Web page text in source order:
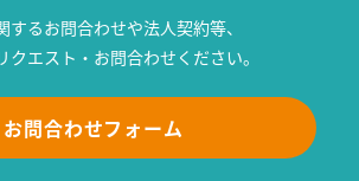
するお問合わせや法人契約等、
クエスト・お問合わせください。
お問合わせフォーム